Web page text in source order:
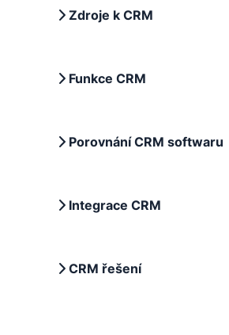
Zdroje k CRM
Funkce CRM
Porovnání CRM softwaru
Integrace CRM
CRM řešení